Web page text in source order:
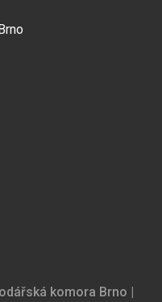
komora Brno |